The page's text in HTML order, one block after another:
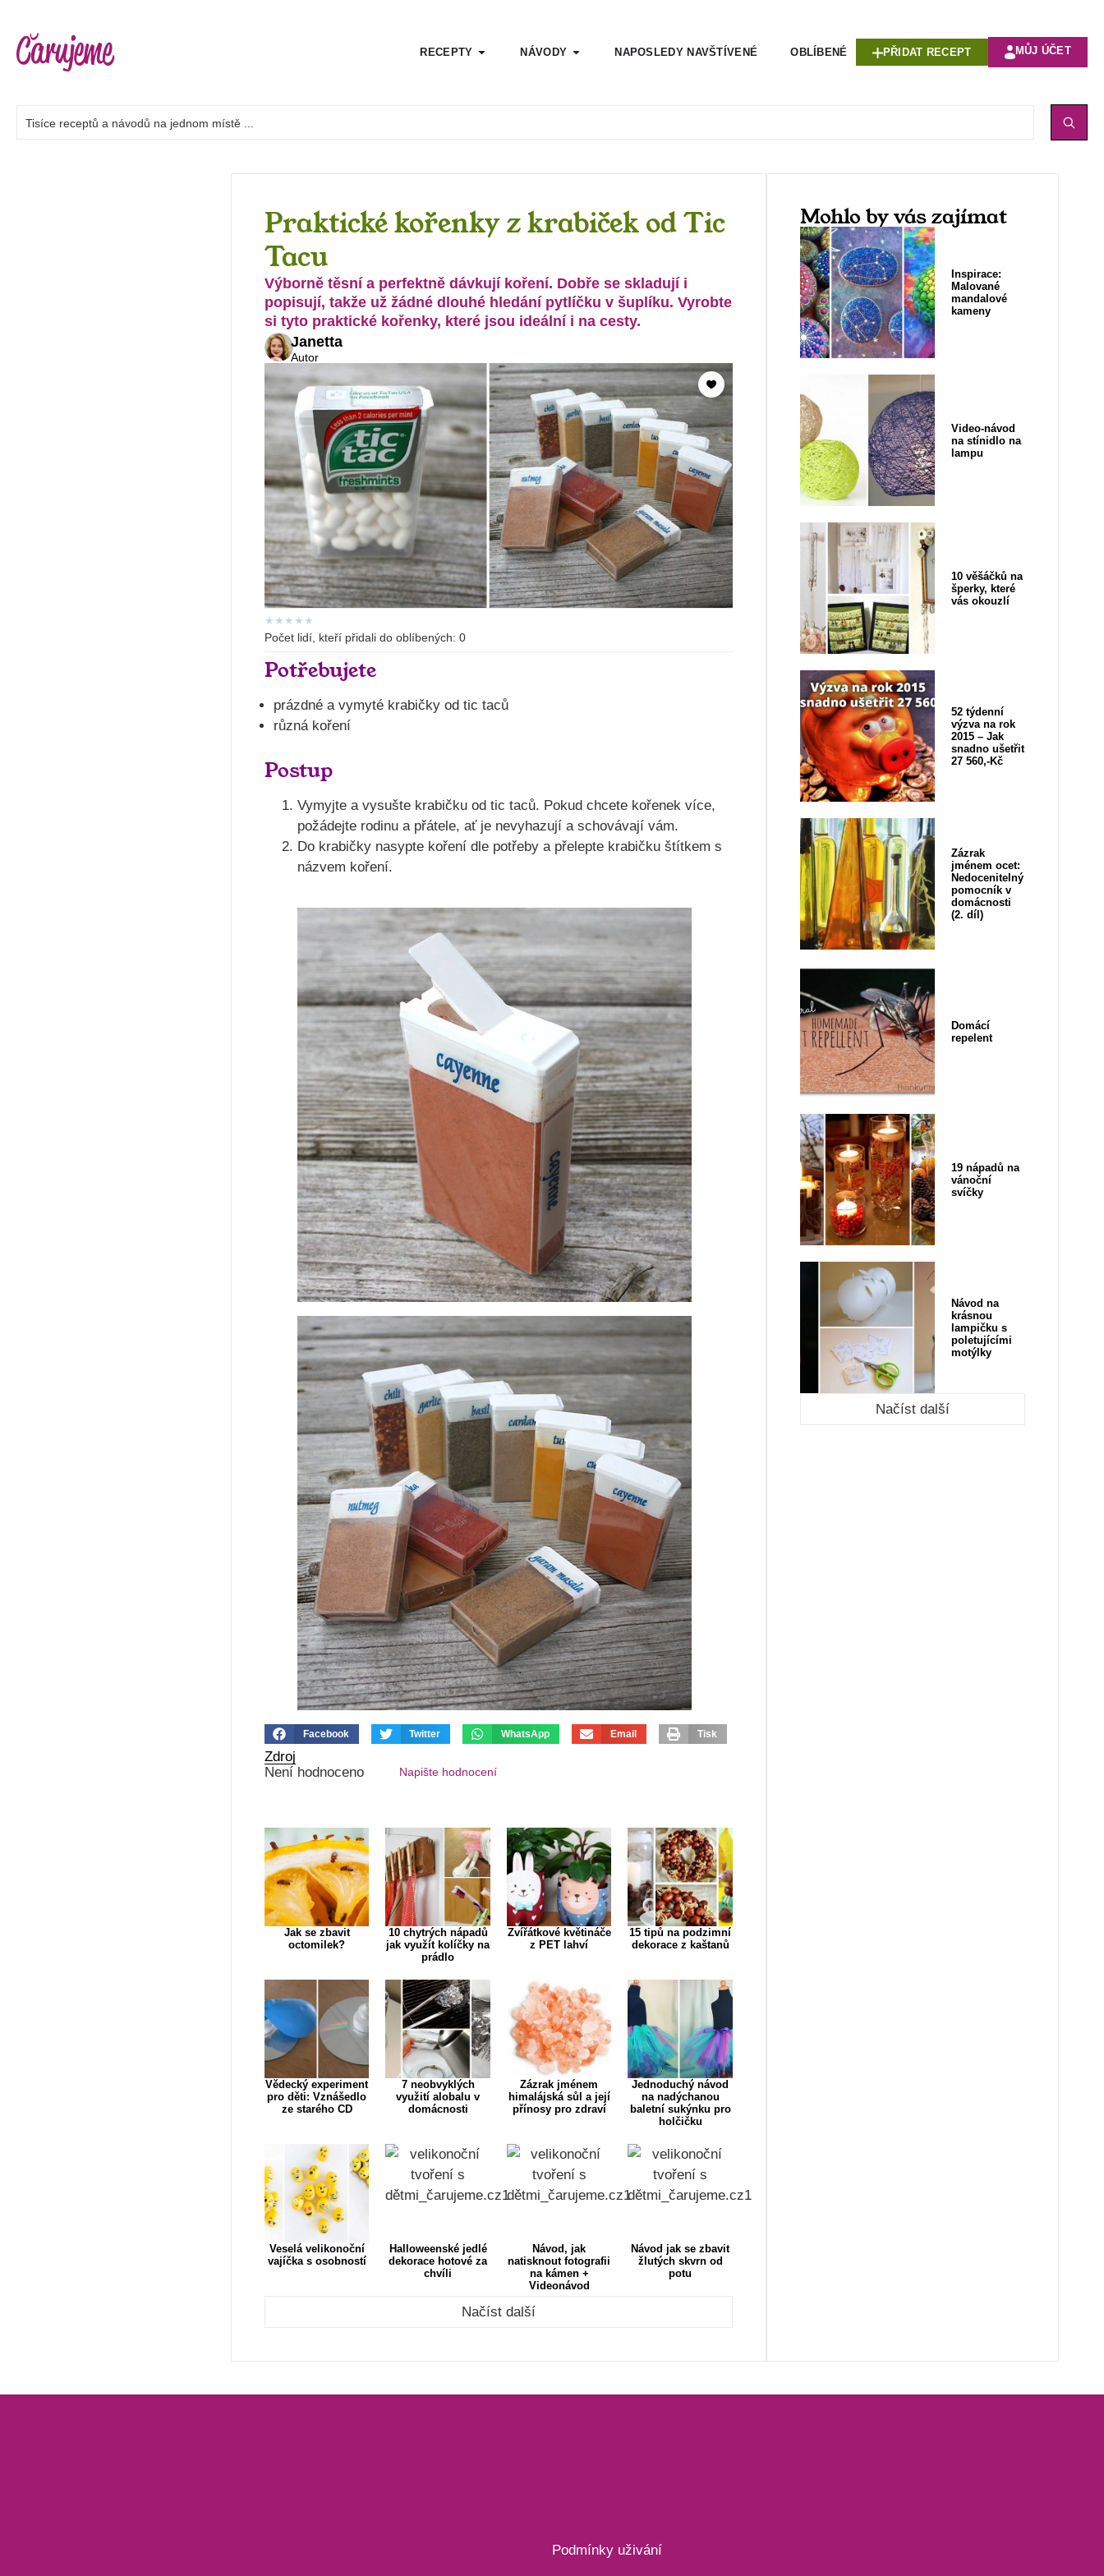
RECEPTY NÁVODY NAPOSLEDY NAVŠTÍVENÉ OBLÍBENÉ PŘIDAT RECEPT MŮJ ÚČET
Praktické kořenky z krabiček od Tic
Tacu
Výborně těsní a perfektně dávkují koření. Dobře se skladují i
popisují, takže už žádné dlouhé hledání pytlíčku v šuplíku. Vyrobte
si tyto praktické kořenky, které jsou ideální i na cesty.
Janetta
Autor
★ ★ ★ ★ ★
Počet lidí, kteří přidali do oblíbených: 0
Potřebujete
prázdné a vymyté krabičky od tic taců
různá koření
Postup
Vymyjte a vysušte krabičku od tic taců. Pokud chcete kořenek více,
požádejte rodinu a přátele, ať je nevyhazují a schovávají vám.
Do krabičky nasypte koření dle potřeby a přelepte krabičku štítkem s
názvem koření.
Facebook Twitter WhatsApp Email Tisk
Zdroj
Není hodnoceno
Napište hodnocení
Jak se zbavit
octomilek?
10 chytrých nápadů
jak využít kolíčky na
prádlo
Zvířátkové květináče
z PET lahví
15 tipů na podzimní
dekorace z kaštanů
Vědecký experiment
pro děti: Vznášedlo
ze starého CD
7 neobvyklých
využití alobalu v
domácnosti
Zázrak jménem
himalájská sůl a její
přínosy pro zdraví
Jednoduchý návod
na nadýchanou
baletní sukýnku pro
holčičku
Veselá velikonoční
vajíčka s osobností
Halloweenské jedlé
dekorace hotové za
chvíli
Návod, jak
natisknout fotografii
na kámen +
Videonávod
Návod jak se zbavit
žlutých skvrn od
potu
Načíst další
Mohlo by vás zajímat
Inspirace:
Malované
mandalové
kameny
Video-návod
na stínidlo na
lampu
10 věšáčků na
šperky, které
vás okouzlí
52 týdenní
výzva na rok
2015 – Jak
snadno ušetřit
27 560,-Kč
Zázrak
jménem ocet:
Nedocenitelný
pomocník v
domácnosti
(2. díl)
Domácí
repelent
19 nápadů na
vánoční
svíčky
Návod na
krásnou
lampičku s
poletujícími
motýlky
Načíst další
Podmínky uživání